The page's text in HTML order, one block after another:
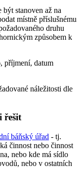
stanoven až na
místně příslušnému
druhu
způsobem k
příjmení, datum
náležitosti dle
řešit
báňský úřad - tj.
činnost nebo činnost
nebo kde má sídlo
nebo v ostatních